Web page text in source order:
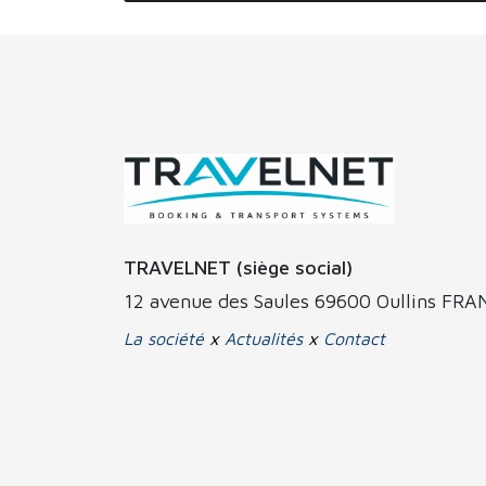
TRAVELNET (siège social)
12 avenue des Saules 69600 Oullins
La société x Actualitésx Contact